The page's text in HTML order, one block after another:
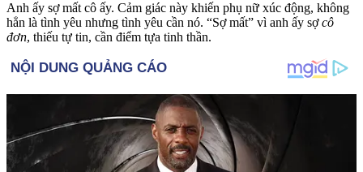
Anh ấy sợ mất cô ấy. Cảm giác này khiến phụ nữ xúc động, không
hẳn là tình yêu nhưng tình yêu cần nó. “Sợ mất” vì anh ấy sợcô
đơn, thiếu tự tin, cần điểm tựa tinh thần.